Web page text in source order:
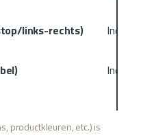
links-rechts)
productkleuren, etc.) is